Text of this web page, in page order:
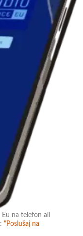
Eu na telefon ali
"Poslušaj na